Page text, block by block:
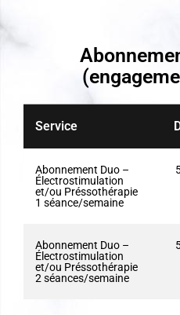
Service
Abonnement Duo –
Électrostimulation
et/ou Préssothérapie
1 séance/semaine
Abonnement Duo –
Électrostimulation
et/ou Préssothérapie
2 séances/semaine